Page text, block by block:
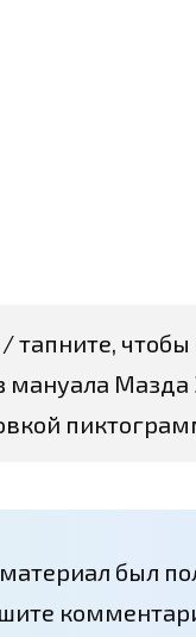
тапните,
мануала Мазда
был